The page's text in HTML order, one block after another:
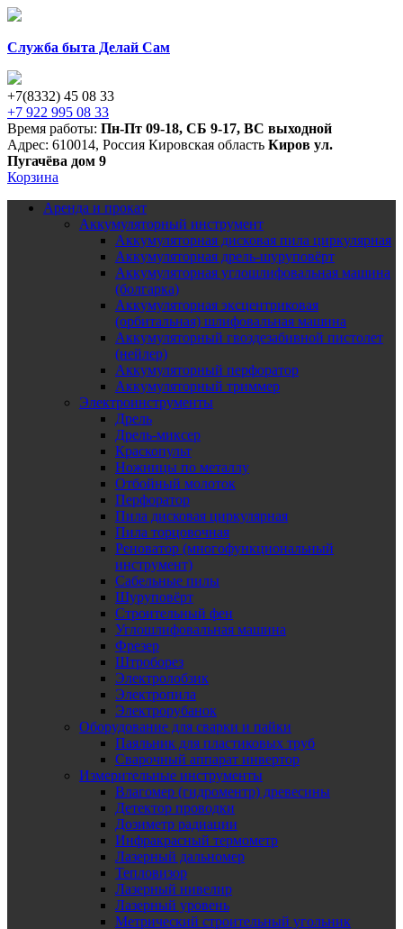
Служба быта Делай Сам
+7(8332) 45 08 33
+7 922 995 08 33
Время работы: Пн-Пт 09-18, СБ 9-17, ВС выходной
Адрес: 610014, Россия Кировская область Киров ул.
Пугачёва дом 9
Корзина
Аренда и прокат
Аккумуляторный инструмент
Аккумуляторная дисковая пила циркулярная
Аккумуляторная дрель-шуруповёрт
Аккумуляторная углошлифовальная машина
(болгарка)
Аккумуляторная эксцентриковая
(орбитальная) шлифовальная машина
Аккумуляторный гвоздезабивной пистолет
(нейлер)
Аккумуляторный перфоратор
Аккумуляторный триммер
Электроинструменты
Дрель
Дрель-миксер
Краскопульт
Ножницы по металлу
Отбойный молоток
Перфоратор
Пила дисковая циркулярная
Пила торцовочная
Реноватор (многофункциональный
инструмент)
Сабельные пилы
Шуруповёрт
Строительный фен
Углошлифовальная машина
Фрезер
Штроборез
Электролобзик
Электропила
Электрорубанок
Оборудование для сварки и пайки
Паяльник для пластиковых труб
Сварочный аппарат инвертор
Измерительные инструменты
Влагомер (гидроментр) древесины
Детектор проводки
Дозиметр радиации
Инфракрасный термометр
Лазерный дальномер
Тепловизор
Лазерный нивелир
Лазерный уровень
Метрический строительный угольник